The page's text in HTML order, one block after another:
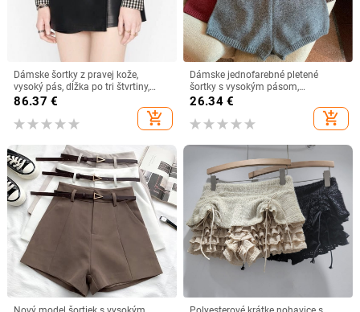
Dámske šortky z pravej kože,
vysoký pás, dĺžka po tri štvrtiny,
rovný strih, bežný štýl, Jeseň 2025
86.37 €
add_shopping_cart
Dámske jednofarebné pletené
šortky s vysokým pásom,
zoštíhľujúci strih, vhodné na jógu a
26.34€
add_shopping_cart